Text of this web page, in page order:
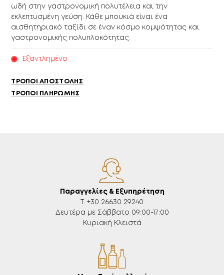
ωδή στην γαστρονομική πολυτέλεια και την
εκλεπτυσμένη γεύση. Κάθε μπουκιά είναι ένα
αισθητηριακό ταξίδι σε έναν κόσμο κομψότητας και
γαστρονομικής πολυπλοκότητας.
Εξαντλημένο
ΤΡΌΠΟΙ ΑΠΟΣΤΟΛΉΣ
ΤΡΌΠΟΙ ΠΛΗΡΩΜΉΣ
Παραγγελίες & Εξυπηρέτηση
Τ. +30 26630 29240
Δευτέρα με Σάββατο 09:00-17:00
Κυριακή Κλειστά